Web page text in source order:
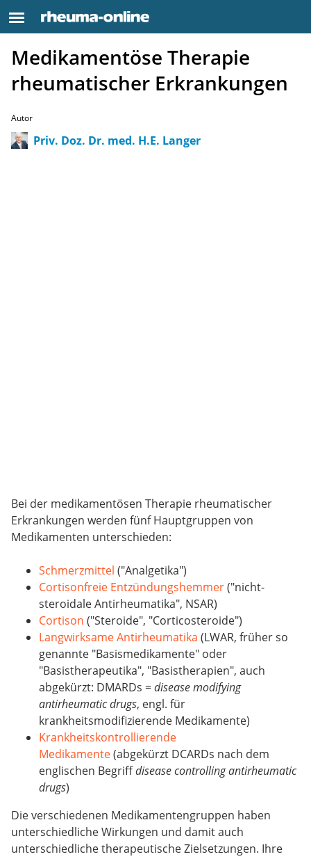
Medikamentöse Therapie
rheumatischer Erkrankungen
Autor
Priv. Doz. Dr. med. H.E. Langer
Bei der medikamentösen Therapie rheumatischer
Erkrankungen werden fünf Hauptgruppen von
Medikamenten unterschieden:
Schmerzmittel ("Analgetika")
Cortisonfreie Entzündungshemmer("nicht-
steroidale Antirheumatika", NSAR)
Cortison ("Steroide", "Corticosteroide")
Langwirksame Antirheumatika (LWAR, früher so
genannte "Basismedikamente" oder
"Basistherapeutika", "Basistherapien", auch
abgekürzt: DMARDs =disease modifying
antirheumatic drugs, engl. für
krankheitsmodifizierende Medikamente)
Krankheitskontrollierende
Medikamente(abgekürzt DCARDs nach dem
englischen Begriffdisease controlling antirheumatic
drugs)
Die verschiedenen Medikamentengruppen haben
unterschiedliche Wirkungen und damit auch
unterschiedliche therapeutische Zielsetzungen. Ihre